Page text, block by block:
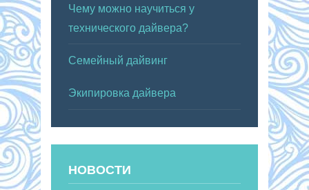
Чему можно научиться у
технического дайвера?
Семейный дайвинг
Экипировка дайвера
НОВОСТИ